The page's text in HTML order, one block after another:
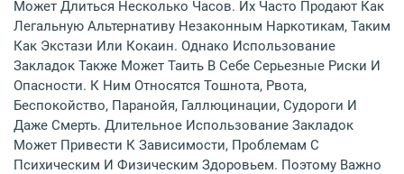
Может Длиться Несколько Часов. Их Часто Продают Как
Легальную Альтернативу Незаконным Наркотикам, Таким
Как Экстази Или Кокаин. Однако Использование
Закладок Также Может Таить В Себе Серьезные Риски И
Опасности. К Ним Относятся Тошнота, Рвота,
Беспокойство, Паранойя, Галлюцинации, Судороги И
Даже Смерть. Длительное Использование Закладок
Может Привести К Зависимости, Проблемам С
Психическим И Физическим Здоровьем. Поэтому Важно